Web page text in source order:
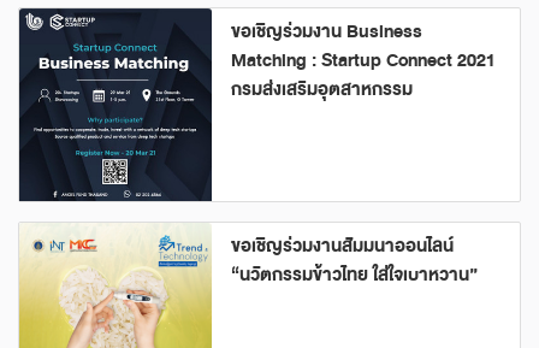
ขอเชิญร่วมงาน Business
Matching : Startup Connect 2021
กรมส่งเสริมอุตสาหกรรม
ขอเชิญร่วมงานสัมมนาออนไลน์
“นวัตกรรมข้าวไทย ใส่ใจเบาหวาน”